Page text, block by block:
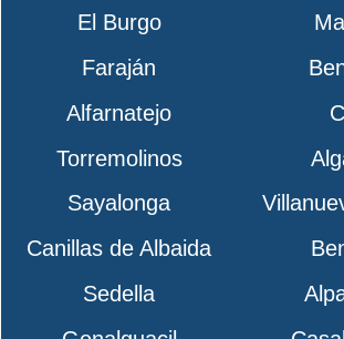
El Burgo
Faraján
Alfarnatejo
Torremolinos
Sayalonga
Canillas de Albaida
Sedella